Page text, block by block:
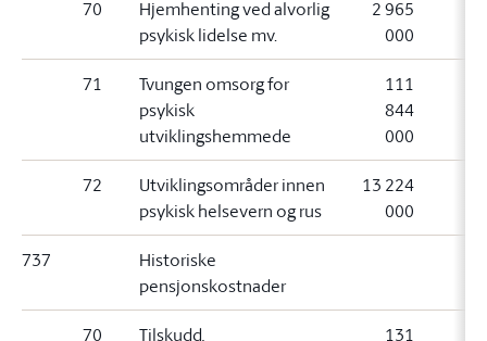
70
Hjemhenting ved alvorlig
psykisk lidelse mv.
2 965
000
71
Tvungen omsorg for
psykisk
utviklingshemmede
111
844
000
72
Utviklingsområder innen
psykisk helsevern og rus
13 224
000
737
Historiske
pensjonskostnader
70 Tilskudd,
131